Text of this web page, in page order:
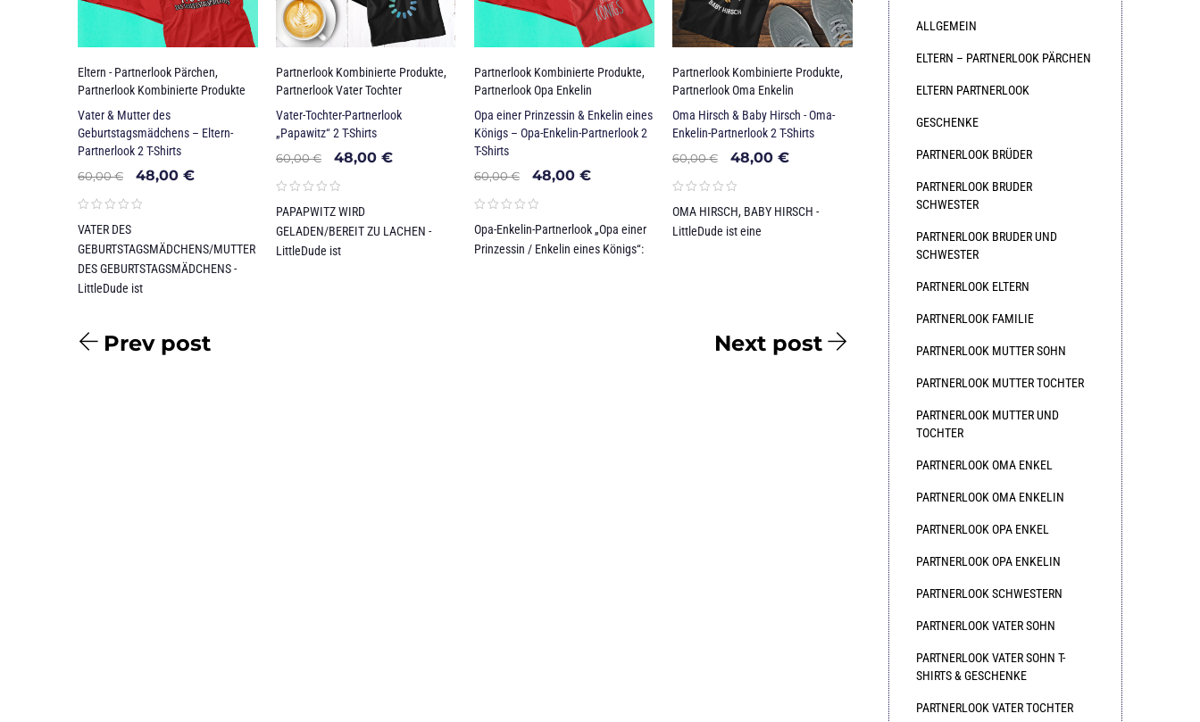
Eltern - Partnerlook Pärchen,
Partnerlook Kombinierte Produkte
Vater & Mutter des
Geburtstagsmädchens – Eltern-
Partnerlook 2 T-Shirts
60,00€ 48,00 €
VATER DES
GEBURTSTAGSMÄDCHENS/MUTTER
DES GEBURTSTAGSMÄDCHENS -
LittleDude ist
Partnerlook Kombinierte Produkte,
Partnerlook Vater Tochter
Vater-Tochter-Partnerlook
„Papawitz“ 2 T-Shirts
60,00€ 48,00 €
PAPAPWITZ WIRD
GELADEN/BEREIT ZU LACHEN -
LittleDude ist
Partnerlook Kombinierte Produkte,
Partnerlook Opa Enkelin
Opa einer Prinzessin & Enkelin eines
Königs – Opa-Enkelin-Partnerlook 2
T-Shirts
60,00€ 48,00 €
Opa-Enkelin-Partnerlook „Opa einer
Prinzessin / Enkelin eines Königs“:
Partnerlook Kombinierte Produkte,
Partnerlook Oma Enkelin
Oma Hirsch & Baby Hirsch - Oma-
Enkelin-Partnerlook 2 T-Shirts
60,00€ 48,00 €
OMA HIRSCH, BABY HIRSCH -
LittleDude ist eine
Prev post Next post
ALLGEMEIN
ELTERN – PARTNERLOOK PÄRCHEN
ELTERN PARTNERLOOK
GESCHENKE
PARTNERLOOK BRÜDER
PARTNERLOOK BRUDER
SCHWESTER
PARTNERLOOK BRUDER UND
SCHWESTER
PARTNERLOOK ELTERN
PARTNERLOOK FAMILIE
PARTNERLOOK MUTTER SOHN
PARTNERLOOK MUTTER TOCHTER
PARTNERLOOK MUTTER UND
TOCHTER
PARTNERLOOK OMA ENKEL
PARTNERLOOK OMA ENKELIN
PARTNERLOOK OPA ENKEL
PARTNERLOOK OPA ENKELIN
PARTNERLOOK SCHWESTERN
PARTNERLOOK VATER SOHN
PARTNERLOOK VATER SOHN T-
SHIRTS & GESCHENKE
PARTNERLOOK VATER TOCHTER